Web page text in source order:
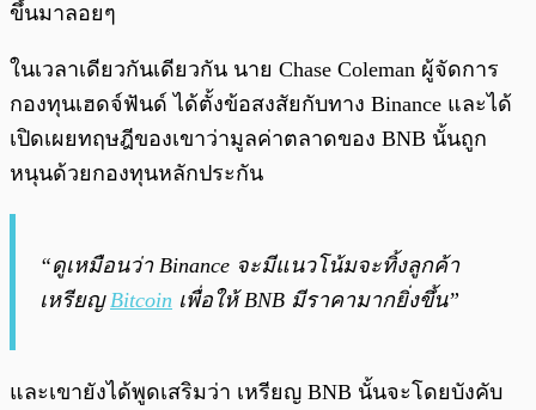
ขึ้นมาลอยๆ
ในเวลาเดียวกันเดียวกัน นาย Chase Coleman ผู้จัดการ
กองทุนเฮดจ์ฟันด์ ได้ตั้งข้อสงสัยกับทาง Binance และได้
เปิดเผยทฤษฎีของเขาว่ามูลค่าตลาดของ BNB นั้นถูก
หนุนด้วยกองทุนหลักประกัน
“ดูเหมือนว่า Binance จะมีแนวโน้มจะทิ้งลูกค้า
เหรียญBitcoin เพื่อให้ BNB มีราคามากยิ่งขึ้น”
และเขายังได้พูดเสริมว่า เหรียญ BNB นั้นจะโดยบังคับ